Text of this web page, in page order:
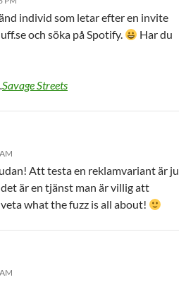
individ som letar efter en invite
och söka på Spotify.
Har du
Savage Streets
Att testa en reklamvariant är ju
är en tjänst man är villig att
what the fuzz is all about!